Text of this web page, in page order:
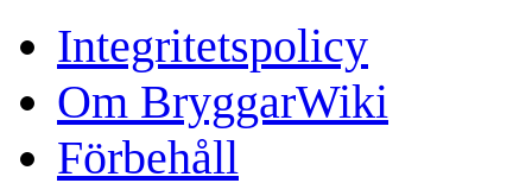
Integritetspolicy
Om BryggarWiki
Förbehåll